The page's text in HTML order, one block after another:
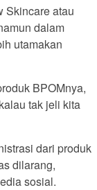
Skincare atau
dalam
utamakan
BPOMnya,
tak jeli kita
dari produk
dilarang,
sosial.